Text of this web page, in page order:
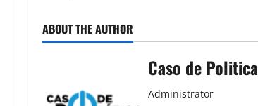
ABOUT THE AUTHOR
Caso de Politica
Administrator